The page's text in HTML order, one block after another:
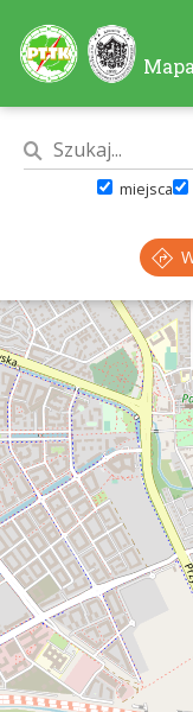
miejsca